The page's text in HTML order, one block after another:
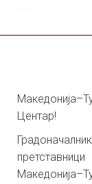
Центар!